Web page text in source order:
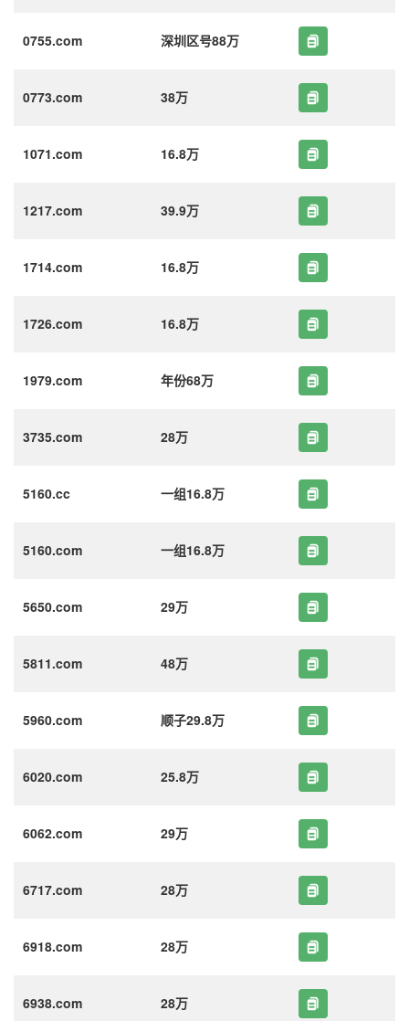
0755.com 深圳区号88万
0773.com 38万
1071.com 16.8万
1217.com 39.9万
1714.com 16.8万
1726.com 16.8万
1979.com 年份68万
3735.com 28万
5160.cc 一组16.8万
5160.com 一组16.8万
5650.com 29万
5811.com 48万
5960.com 顺子29.8万
6020.com 25.8万
6062.com 29万
6717.com 28万
6918.com 28万
6938.com 28万